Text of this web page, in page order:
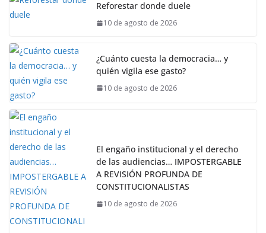
Reforestar donde duele
10 de agosto de 2026
¿Cuánto cuesta la democracia… y
quién vigila ese gasto?
10 de agosto de 2026
El engaño institucional y el derecho
de las audiencias… IMPOSTERGABLE
A REVISIÓN PROFUNDA DE
CONSTITUCIONALISTAS
10 de agosto de 2026